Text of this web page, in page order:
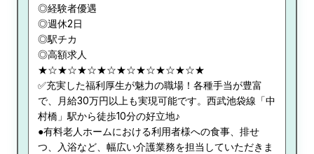
◎経験者優遇
◎週休2日
◎駅チカ
◎高額求人
★☆★☆★☆★☆★☆★☆★☆★☆★
✅充実した福利厚生が魅力の職場！各種手当が豊富
で、月給30万円以上も実現可能です。西武池袋線「中
村橋」駅から徒歩10分の好立地♪
●有料老人ホームにおける利用者様への食事、排せ
つ、入浴など、幅広い介護業務を担当していただきま